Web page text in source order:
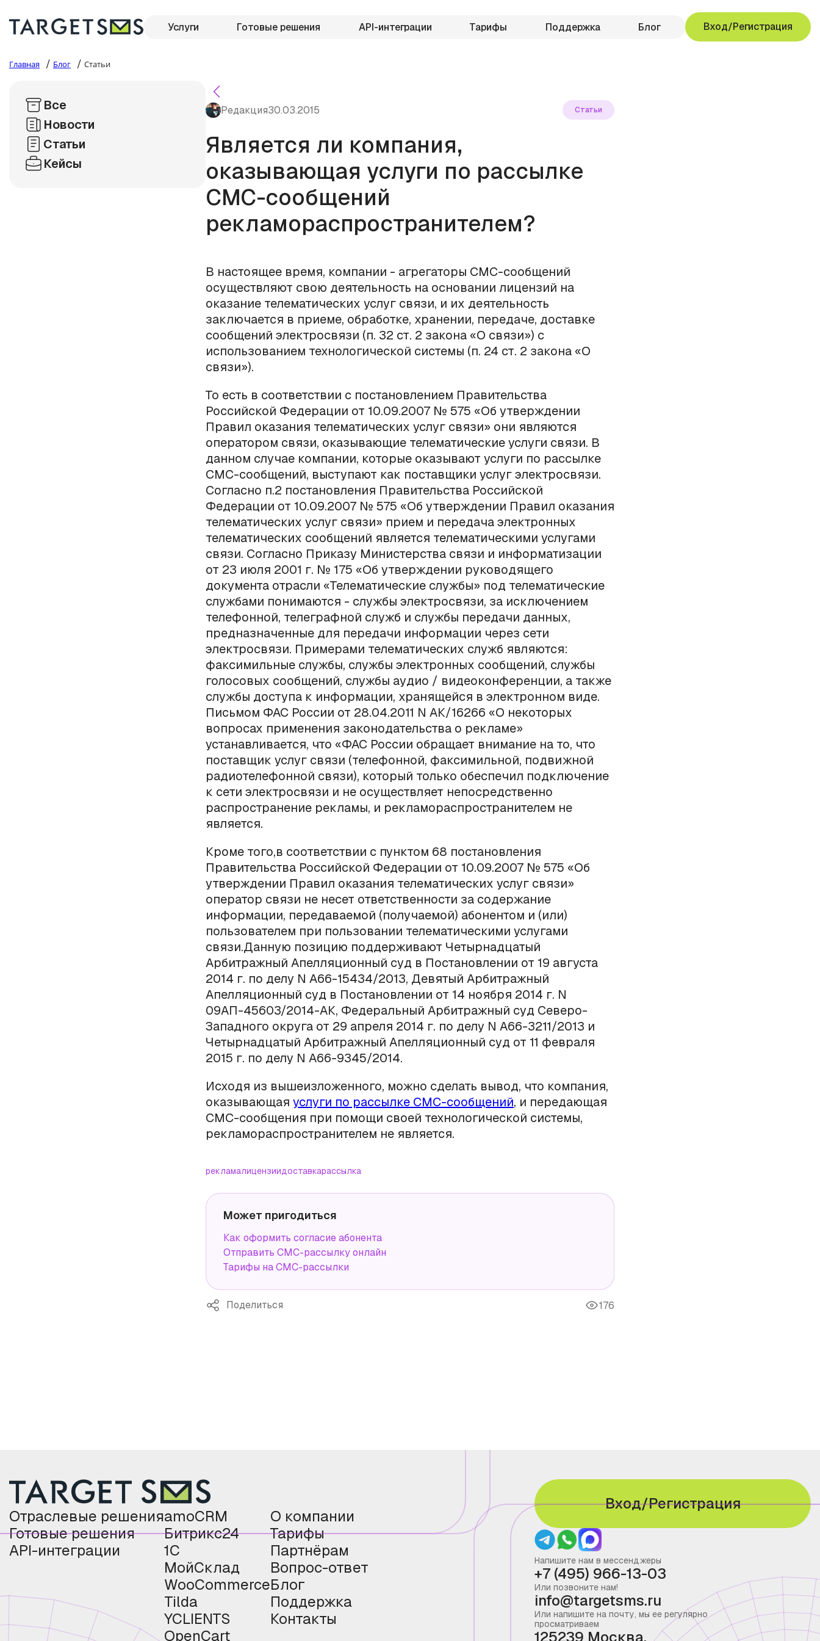
Услуги Готовые решения API-интеграции Тарифы Поддержка Блог Вход/Регистрация
Главная / Блог / Статьи
Все
Новости
Статьи
Кейсы
Редакция30.03.2015 Статьи
Является ли компания,
оказывающая услуги по рассылке
СМС-сообщений
рекламораспространителем?
В настоящее время, компании - агрегаторы СМС-сообщений
осуществляют свою деятельность на основании лицензий на
оказание телематических услуг связи, и их деятельность
заключается в приеме, обработке, хранении, передаче, доставке
сообщений электросвязи (п. 32 ст. 2 закона «О связи») с
использованием технологической системы (п. 24 ст. 2 закона «О
связи»).
То есть в соответствии с постановлением Правительства
Российской Федерации от 10.09.2007 № 575 «Об утверждении
Правил оказания телематических услуг связи» они являются
оператором связи, оказывающие телематические услуги связи. В
данном случае компании, которые оказывают услуги по рассылке
СМС-сообщений, выступают как поставщики услуг электросвязи.
Согласно п.2 постановления Правительства Российской
Федерации от 10.09.2007 № 575 «Об утверждении Правил оказания
телематических услуг связи» прием и передача электронных
телематических сообщений является телематическими услугами
связи. Согласно Приказу Министерства связи и информатизации
от 23 июля 2001 г. № 175 «Об утверждении руководящего
документа отрасли «Телематические службы» под телематические
службами понимаются - службы электросвязи, за исключением
телефонной, телеграфной служб и службы передачи данных,
предназначенные для передачи информации через сети
электросвязи. Примерами телематических служб являются:
факсимильные службы, службы электронных сообщений, службы
голосовых сообщений, службы аудио / видеоконференции, а также
службы доступа к информации, хранящейся в электронном виде.
Письмом ФАС России от 28.04.2011 N АК/16266 «О некоторых
вопросах применения законодательства о рекламе»
устанавливается, что «ФАС России обращает внимание на то, что
поставщик услуг связи (телефонной, факсимильной, подвижной
радиотелефонной связи), который только обеспечил подключение
к сети электросвязи и не осуществляет непосредственно
распространение рекламы, и рекламораспространителем не
является.
Кроме того,в соответствии с пунктом 68 постановления
Правительства Российской Федерации от 10.09.2007 № 575 «Об
утверждении Правил оказания телематических услуг связи»
оператор связи не несет ответственности за содержание
информации, передаваемой (получаемой) абонентом и (или)
пользователем при пользовании телематическими услугами
связи.Данную позицию поддерживают Четырнадцатый
Арбитражный Апелляционный суд в Постановлении от 19 августа
2014 г. по делу N А66-15434/2013, Девятый Арбитражный
Апелляционный суд в Постановлении от 14 ноября 2014 г. N
09АП-45603/2014-АК, Федеральный Арбитражный суд Северо-
Западного округа от 29 апреля 2014 г. по делу N А66-3211/2013 и
Четырнадцатый Арбитражный Апелляционный суд от 11 февраля
2015 г. по делу N А66-9345/2014.
Исходя из вышеизложенного, можно сделать вывод, что компания,
оказывающая услуги по рассылке СМС-сообщений, и передающая
СМС-сообщения при помощи своей технологической системы,
рекламораспространителем не является.
рекламалицензиидоставкарассылка
Может пригодиться
Как оформить согласие абонента
Отправить СМС-рассылку онлайн
Тарифы на СМС-рассылки
Поделиться 176
Отраслевые решения
Готовые решения
API-интеграции
amoCRM
Битрикс24
1С
МойСклад
WooCommerce
Tilda
YCLIENTS
OpenCart
О компании
Тарифы
Партнёрам
Вопрос-ответ
Блог
Поддержка
Контакты
Вход/Регистрация
Напишите нам в мессенджеры
+7 (495) 966-13-03
Или позвоните нам!
info@targetsms.ru
Или напишите на почту, мы ее регулярно
просматриваем
125239 Москва,